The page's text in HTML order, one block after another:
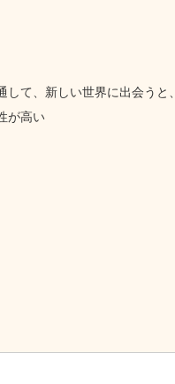
て、新しい世界に出会うと、
が高い